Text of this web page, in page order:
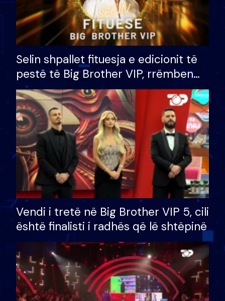
Selin shpallet fituesja e edicionit të
pestë të Big Brother VIP, rrëmben
çmimin e madh prej 100 mijë eurosh
Vendi i tretë në Big Brother VIP 5, cili
është finalisti i radhës që lë shtëpinë